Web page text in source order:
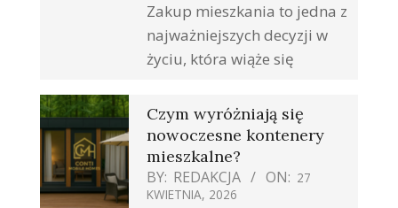
Zakup mieszkania to jedna z
najważniejszych decyzji w
życiu, która wiąże się
Czym wyróżniają się
nowoczesne kontenery
mieszkalne?
BY: REDAKCJA ON: 27
KWIETNIA, 2026